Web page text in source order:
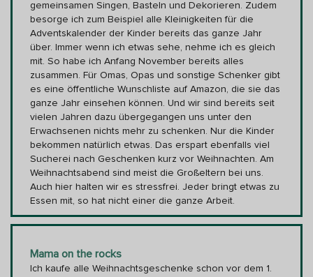
gemeinsamen Singen, Basteln und Dekorieren. Zudem
besorge ich zum Beispiel alle Kleinigkeiten für die
Adventskalender der Kinder bereits das ganze Jahr
über. Immer wenn ich etwas sehe, nehme ich es gleich
mit. So habe ich Anfang November bereits alles
zusammen. Für Omas, Opas und sonstige Schenker gibt
es eine öffentliche Wunschliste auf Amazon, die sie das
ganze Jahr einsehen können. Und wir sind bereits seit
vielen Jahren dazu übergegangen uns unter den
Erwachsenen nichts mehr zu schenken. Nur die Kinder
bekommen natürlich etwas. Das erspart ebenfalls viel
Sucherei nach Geschenken kurz vor Weihnachten. Am
Weihnachtsabend sind meist die Großeltern bei uns.
Auch hier halten wir es stressfrei. Jeder bringt etwas zu
Essen mit, so hat nicht einer die ganze Arbeit.
Mama on the rocks
Ich kaufe alle Weihnachtsgeschenke schon vor dem 1.